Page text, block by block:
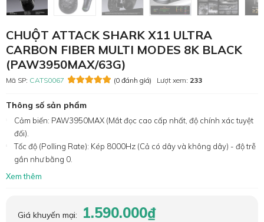
CHUỘT ATTACK SHARK X11 ULTRA
CARBON FIBER MULTI MODES 8K BLACK
(PAW3950MAX/63G)
Mã SP: CATS0067 (0 đánh giá) Lượt xem: 233
Thông số sản phẩm
Cảm biến: PAW3950MAX (Mắt đọc cao cấp nhất, độ chính xác tuyệt
đối).
Tốc độ (Polling Rate): Kép 8000Hz (Cả có dây và không dây) - độ trễ
gần như bằng 0.
Xem thêm
Giá khuyến mại: 1.590.000₫